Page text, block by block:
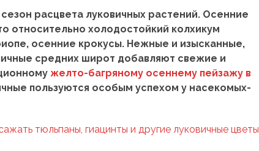
расцвета луковичных растений. Осенние
относительно холодостойкий колхикум
осенние крокусы. Нежные и изысканные,
средних широт добавляют свежие и
желто-багряному осеннему пейзажу в
пользуются особым успехом у насекомых-
тюльпаны, гиацинты и другие луковичные цветы